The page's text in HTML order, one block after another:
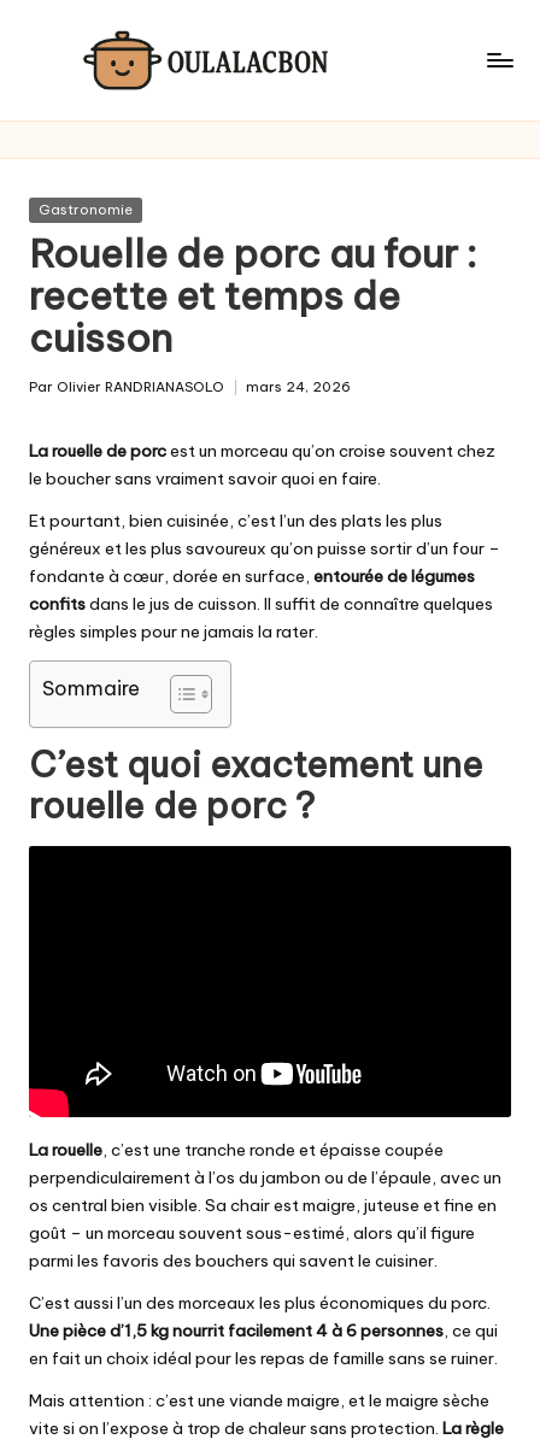
Posted
Gastronomie
Rouelle de porc au four :
recette et temps de
cuisson
Par Olivier RANDRIANASOLO mars 24, 2026
La rouelle de porcest un morceau qu’on croise souvent chez
le boucher sans vraiment savoir quoi en faire.
Et pourtant, bien cuisinée, c’est l’un des plats les plus
généreux et les plus savoureux qu’on puisse sortir d’un four –
fondante à cœur, dorée en surface, entourée de légumes
confitsdans le jus de cuisson. Il suffit de connaître quelques
règles simples pour ne jamais la rater.
Sommaire
C’est quoi exactement une
rouelle de porc ?
La rouelle, c’est une tranche ronde et épaisse coupée
perpendiculairement à l’os du jambon ou de l’épaule, avec un
os central bien visible. Sa chair est maigre, juteuse et fine en
goût – un morceau souvent sous-estimé, alors qu’il figure
parmi les favoris des bouchers qui savent le cuisiner.
C’est aussi l’un des morceaux les plus économiques du porc.
Une pièce d’1,5 kg nourrit facilement 4 à 6 personnes, ce qui
en fait un choix idéal pour les repas de famille sans se ruiner.
Mais attention : c’estune viande maigre, et le maigre sèche
vite si on l’expose à trop de chaleur sans protection. La règle